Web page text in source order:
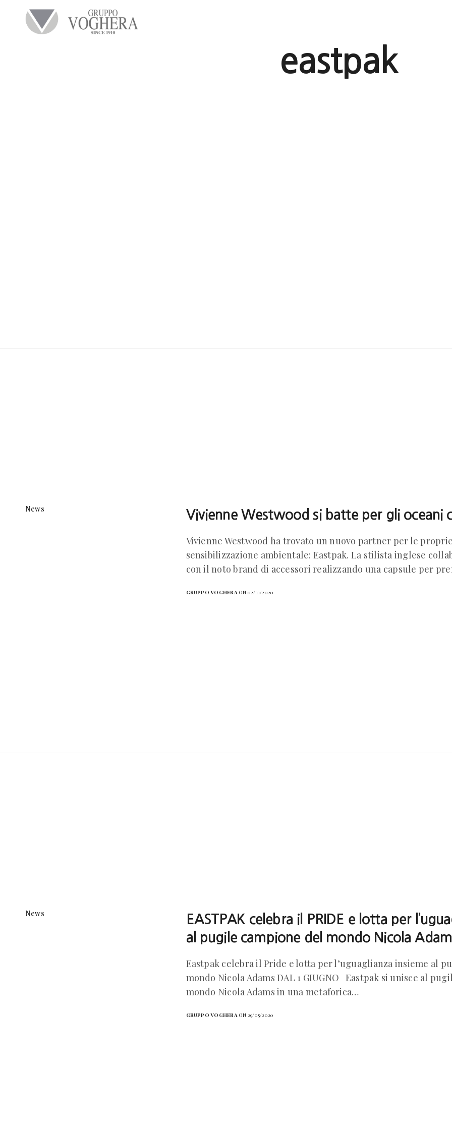
eastpak
News Vivienne Westwood si batte per gli oceani
Vivienne Westwood ha trovato un nuovo partner per le
sensibilizzazione ambientale: Eastpak. La stilista inglese
con il noto brand di accessori realizzando una capsule per
GRUPPO VOGHERA ON 02/11/2020
News
EASTPAK celebra il PRIDE e lotta per
al pugile campione del mondo Nicola
Eastpak celebra il Pride e lotta per l’uguaglianza insieme al
mondo Nicola Adams DAL 1 GIUGNO Eastpak si unisce al
mondo Nicola Adams in una metaforica…
GRUPPO VOGHERAON 29/05/2020